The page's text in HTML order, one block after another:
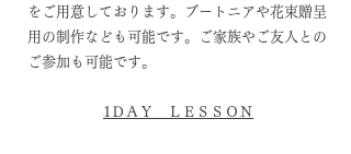
をご用意しております。ブートニアや花束贈呈
用の制作なども可能です。ご家族やご友人との
ご参加も可能です。
1ＤＡＹ ＬＥＳＳＯＮ